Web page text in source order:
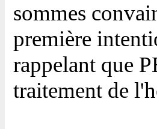
sommes
première
rappelant que
traitement de